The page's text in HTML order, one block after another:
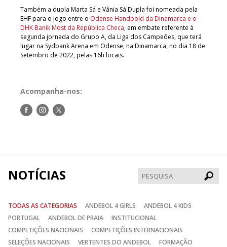
Também a dupla Marta Sá e Vânia Sá Dupla foi nomeada pela
EHF para o jogo entre o Odense Handbold da Dinamarca e o
DHK Banik Most da República Checa, em embate referente à
segunda jornada do Grupo A, da Liga dos Campeões, que terá
lugar na Sydbank Arena em Odense, na Dinamarca, no dia 18 de
Setembro de 2022, pelas 16h locais.
Acompanha-nos:
Siga-Siga-Siga-
NOTÍCIAS
TODAS AS CATEGORIAS ANDEBOL 4 GIRLS
ANDEBOL 4 KIDS
PORTUGAL
ANDEBOL DE PRAIA
INSTITUCIONAL
COMPETIÇÕES NACIONAIS
COMPETIÇÕES INTERNACIONAIS
SELEÇÕES NACIONAIS
VERTENTES DO ANDEBOL
FORMAÇÃO